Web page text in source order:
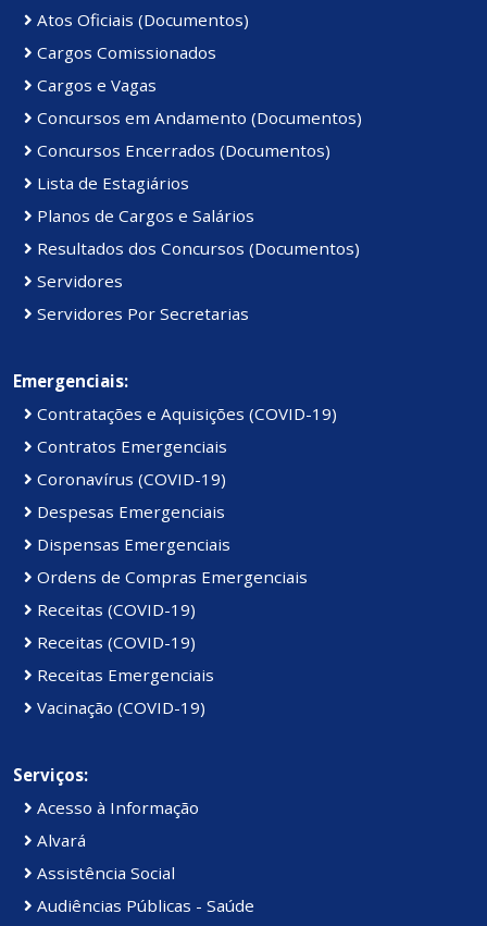
Atos Oficiais (Documentos)
Cargos Comissionados
Cargos e Vagas
Concursos em Andamento (Documentos)
Concursos Encerrados (Documentos)
Lista de Estagiários
Planos de Cargos e Salários
Resultados dos Concursos (Documentos)
Servidores
Servidores Por Secretarias
Emergenciais:
Contratações e Aquisições (COVID-19)
Contratos Emergenciais
Coronavírus (COVID-19)
Despesas Emergenciais
Dispensas Emergenciais
Ordens de Compras Emergenciais
Receitas (COVID-19)
Receitas (COVID-19)
Receitas Emergenciais
Vacinação (COVID-19)
Serviços:
Acesso à Informação
Alvará
Assistência Social
Audiências Públicas - Saúde